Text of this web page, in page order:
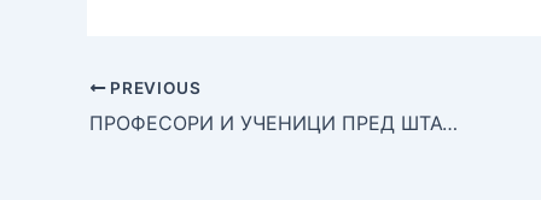
PREVIOUS
ПРОФЕСОРИ И УЧЕНИЦИ ПРЕД ШТАФЕЛАЈОМ